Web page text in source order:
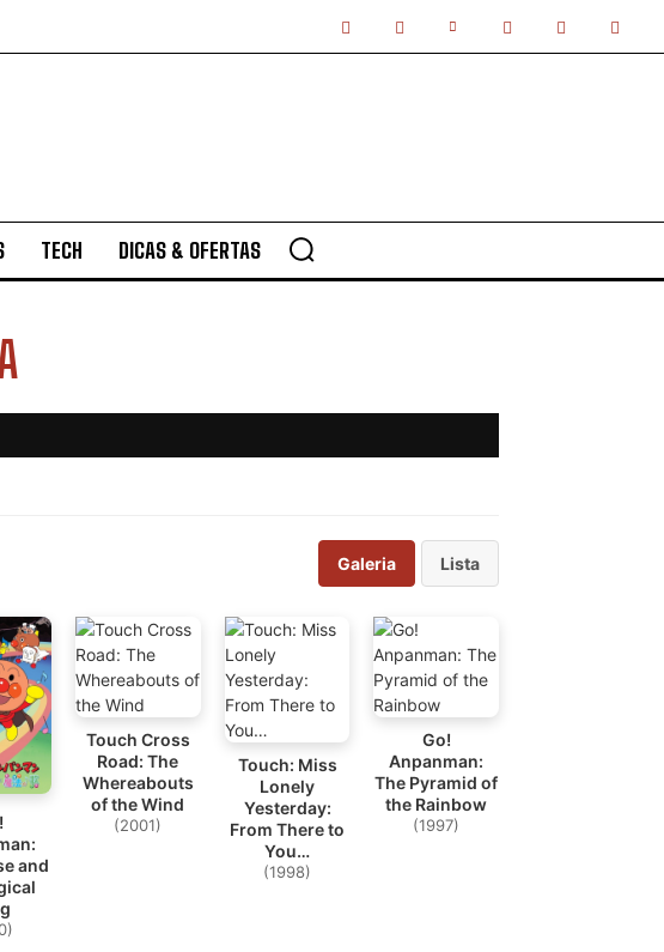
TECH DICAS & OFERTAS
Galeria Lista
and
Touch Cross
Road: The
Whereabouts
of the Wind
(2001)
Touch: Miss
Lonely
Yesterday:
From There to
You…
(1998)
Go!
Anpanman:
The Pyramid of
the Rainbow
(1997)